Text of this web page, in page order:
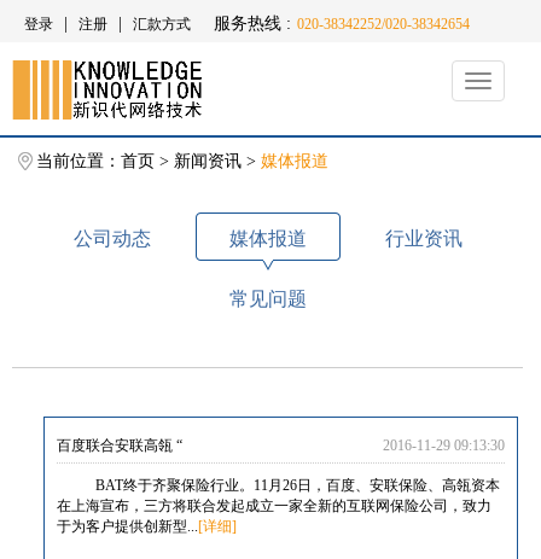
登录 注册 汇款方式 服务热线 : 020-38342252/020-38342654
Toggle
当前位置： 首页 > 新闻资讯 > 媒体报道
公司动态 媒体报道 行业资讯
常见问题
百度联合安联高瓴 “ 2016-11-29 09:13:30
BAT终于齐聚保险行业。11月26日，百度、安联保险、高瓴资本
在上海宣布，三方将联合发起成立一家全新的互联网保险公司，致力
于为客户提供创新型...[详细]